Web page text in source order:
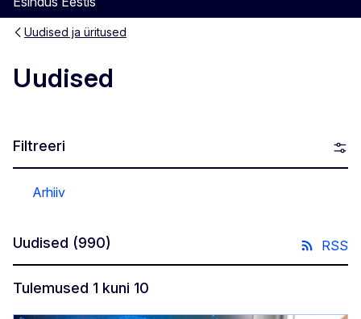
Uudised ja üritused
Uudised
Filtreeri
Arhiiv
Uudised (990) RSS
Tulemused 1 kuni 10